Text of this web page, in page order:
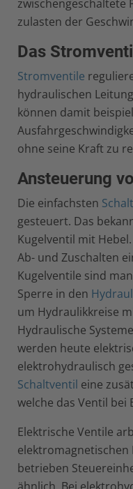
zwischengeschaltete
zulasten der
Das
Stromventile
hydraulischen
können damit
ohne seine Kraft zu
Ansteuerung
Die einfachsten
gesteuert. Das
Kugelventil mit
Ab- und Zuschalten
Kugelventile sind
Sperre in den
um Hydraulikkreise
Hydraulische
werden heute
elektrohydraulisch
Schaltventil eine
welche das Ventil bei
Elektrische Ventile
betrieben